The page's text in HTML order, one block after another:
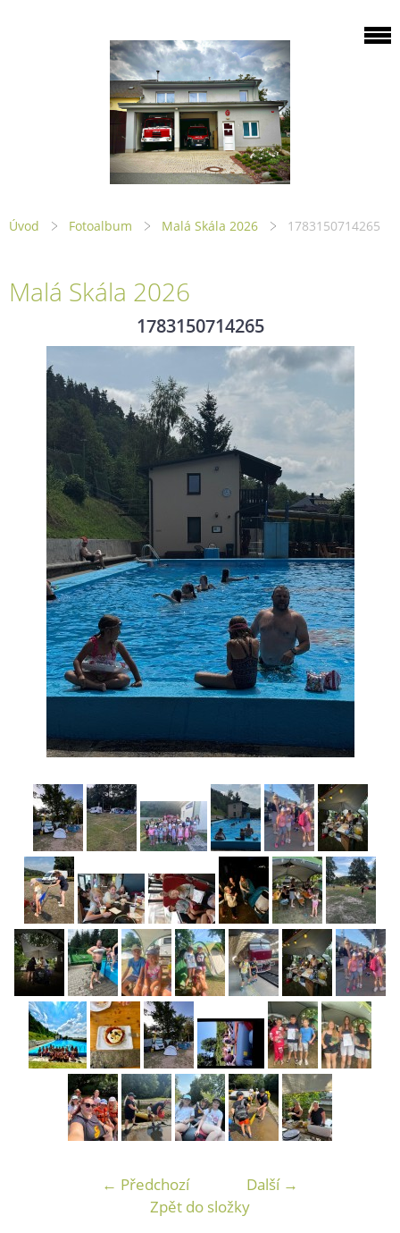
Úvod Fotoalbum Malá Skála 2026 1783150714265
Malá Skála 2026
1783150714265
← Předchozí
Další →
Zpět do složky